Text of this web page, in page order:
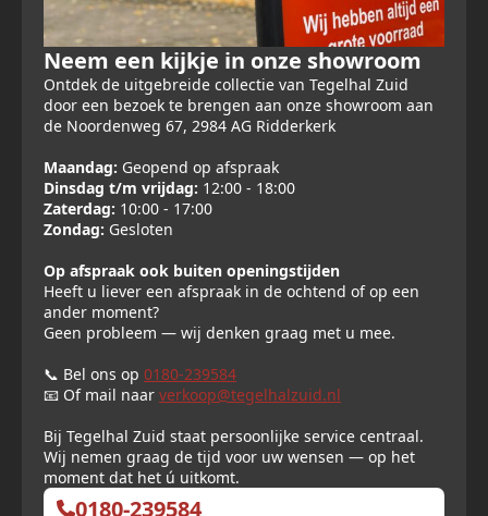
Neem een kijkje in onze showroom
Ontdek de uitgebreide collectie van Tegelhal Zuid
door een bezoek te brengen aan onze showroom aan
de Noordenweg 67, 2984 AG Ridderkerk
Maandag: Geopend op afspraak
Dinsdag t/m vrijdag: 12:00 - 18:00
Zaterdag: 10:00 - 17:00
Zondag: Gesloten
Op afspraak ook buiten openingstijden
Heeft u liever een afspraak in de ochtend of op een
ander moment?
Geen probleem — wij denken graag met u mee.
📞 Bel ons op 0180-239584
📧 Of mail naar verkoop@tegelhalzuid.nl
Bij Tegelhal Zuid staat persoonlijke service centraal.
Wij nemen graag de tijd voor uw wensen — op het
moment dat het ú uitkomt.
0180-239584